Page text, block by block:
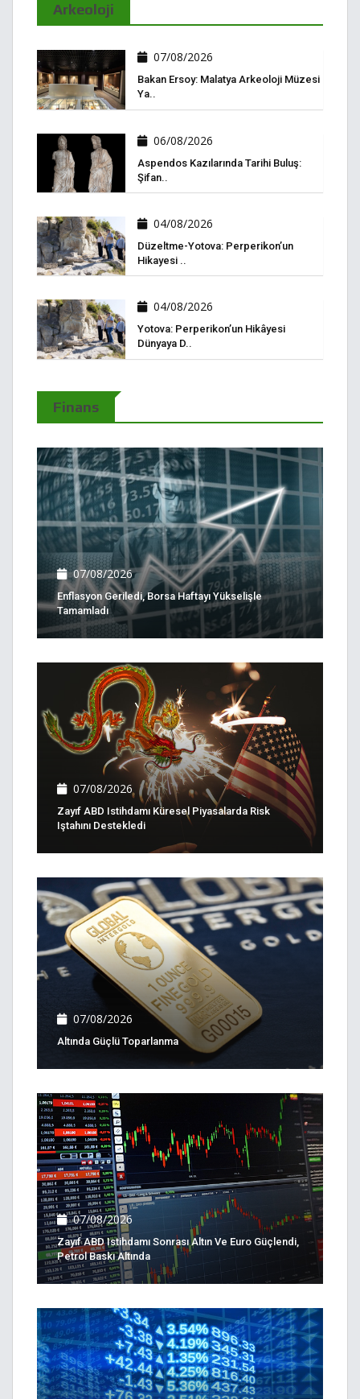
Arkeoloji
07/08/2026
Bakan Ersoy: Malatya Arkeoloji Müzesi
Ya..
06/08/2026
Aspendos Kazılarında Tarihi Buluş:
Şifan..
04/08/2026
Düzeltme-Yotova: Perperikon’un
Hikayesi ..
04/08/2026
Yotova: Perperikon’un Hikâyesi
Dünyaya D..
Finans
07/08/2026
Enflasyon Geriledi, Borsa Haftayı Yükselişle
Tamamladı
07/08/2026
Zayıf ABD Istihdamı Küresel Piyasalarda Risk
Iştahını Destekledi
07/08/2026
Altında Güçlü Toparlanma
07/08/2026
Zayıf ABD Istihdamı Sonrası Altın Ve Euro Güçlendi,
Petrol Baskı Altında